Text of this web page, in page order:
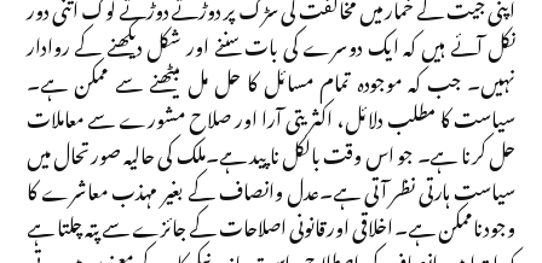
نکل آئے ہیں کہ ایک دوسرے کی بات سننے اور شکل دیکھنے کے روادار
نہیں۔ جب کہ موجودہ تمام مسائل کا حل مل بیٹھنے سے ممکن ہے۔
سیاست کا مطلب دلائل، اکثریتی آرا اور صلاح مشورے سے معاملات
حل کرنا ہے۔ جو اس وقت بالکل ناپید ہے۔ملک کی حالیہ صورتحال میں
سیاست ہارتی نظر آتی ہے۔عدل وانصاف کے بغیر مہذب معاشرے کا
وجود ناممکن ہے۔ اخلاقی اور قانونی اصلاحات کے جائزے سے پتہ چلتا ہے